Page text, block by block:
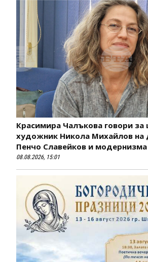
Красимира Чалъкова говори за
художник Никола Михайлов на
Пенчо Славейков и
08.08.2026, 15:01